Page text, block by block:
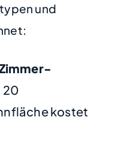
und
20
kostet